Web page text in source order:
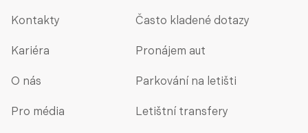
Kontakty
Kariéra
O nás
Pro média
Často kladené dotazy
Pronájem aut
Parkování na letišti
Letištní transfery